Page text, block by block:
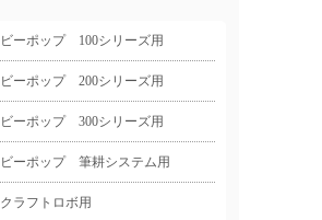
ビーポップ 100シリーズ用
ビーポップ 200シリーズ用
ビーポップ 300シリーズ用
ビーポップ 筆耕システム用
クラフトロボ用